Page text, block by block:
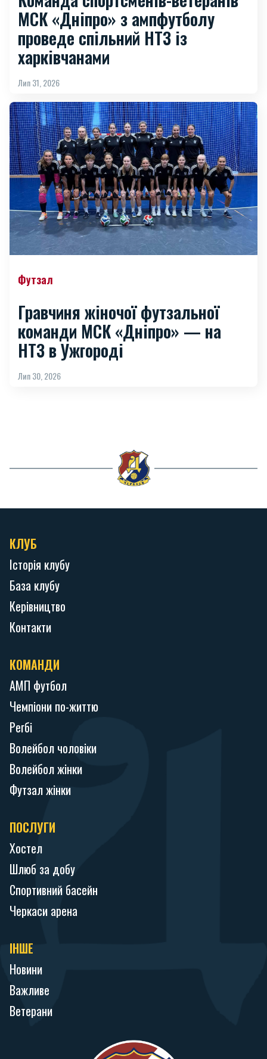
МСК «Дніпро» з ампфутболу
проведе спільний НТЗ із
харківчанами
Лип 31, 2026
Футзал
Гравчиня жіночої футзальної
команди МСК «Дніпро» — на
НТЗ в Ужгороді
Лип 30, 2026
КЛУБ
Історія клубу
База клубу
Керівництво
Контакти
КОМАНДИ
АМП футбол
Чемпіони по-життю
Регбі
Волейбол чоловіки
Волейбол жінки
Футзал жінки
ПОСЛУГИ
Хостел
Шлюб за добу
Спортивний басейн
Черкаси арена
ІНШЕ
Новини
Важливе
Ветерани